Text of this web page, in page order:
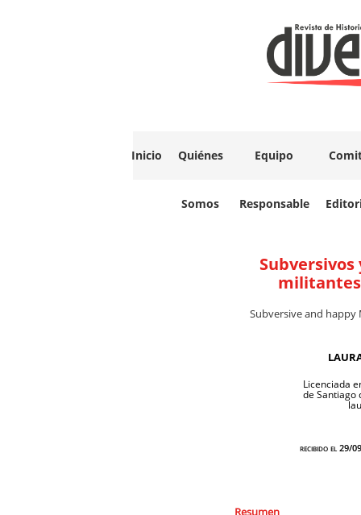
Inicio Quiénes
Somos
Equipo
Responsable
Subversivos
Subversive and
Licenciada
de Santiago
recibido el 29/
Resumen